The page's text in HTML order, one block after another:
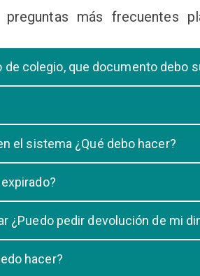
más frecuentes
colegio, que documento debo
el sistema ¿Qué debo hacer?
registró su pago.
¿Puedo pedir devolución de mi
hacer?